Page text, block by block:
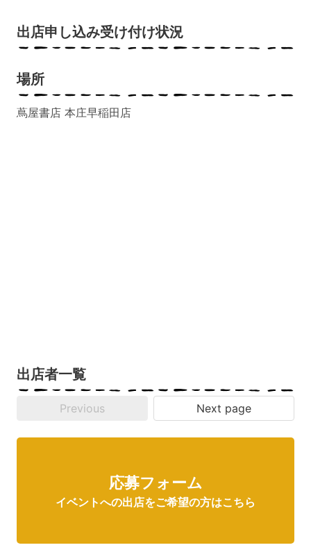
出店申し込み受け付け状況
場所
蔦屋書店 本庄早稲田店
出店者一覧
Previous Next page
応募フォーム
イベントへの出店をご希望の方はこちら